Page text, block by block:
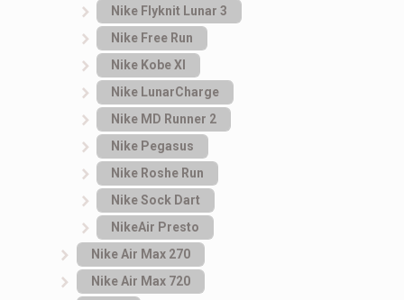
Nike Flyknit Lunar 3
Nike Free Run
Nike Kobe XI
Nike LunarCharge
Nike MD Runner 2
Nike Pegasus
Nike Roshe Run
Nike Sock Dart
NikeAir Presto
Nike Air Max 270
Nike Air Max 720